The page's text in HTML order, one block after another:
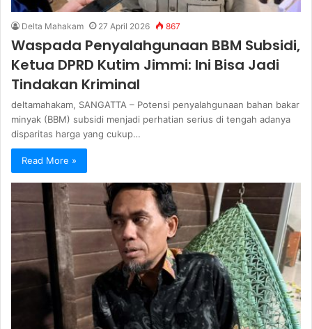
Delta Mahakam 27 April 2026 867
Waspada Penyalahgunaan BBM Subsidi,
Ketua DPRD Kutim Jimmi: Ini Bisa Jadi
Tindakan Kriminal
deltamahakam, SANGATTA – Potensi penyalahgunaan bahan bakar
minyak (BBM) subsidi menjadi perhatian serius di tengah adanya
disparitas harga yang cukup…
Read More »